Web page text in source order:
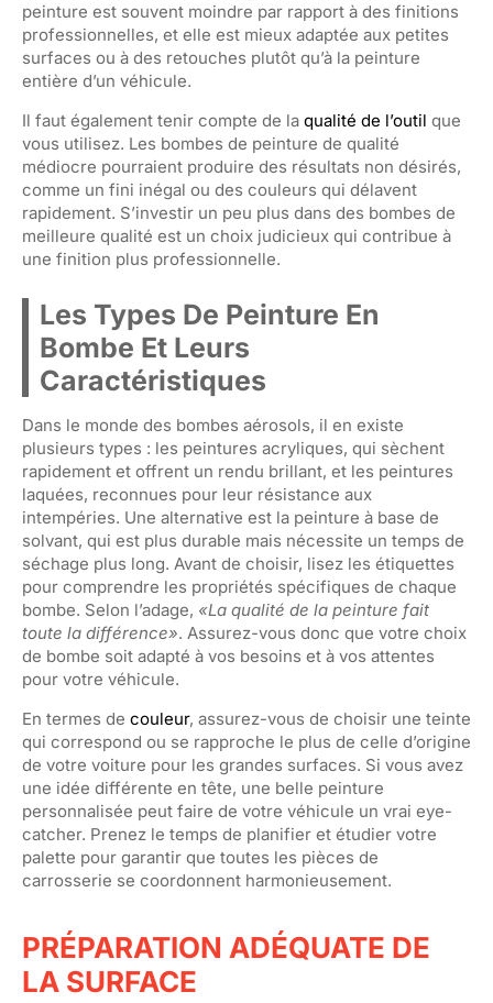
peinture est souvent moindre par rapport à des finitions
professionnelles, et elle est mieux adaptée aux petites
surfaces ou à des retouches plutôt qu’à la peinture
entière d’un véhicule.
Il faut également tenir compte de la qualité de l’outil que
vous utilisez. Les bombes de peinture de qualité
médiocre pourraient produire des résultats non désirés,
comme un fini inégal ou des couleurs qui délavent
rapidement. S’investir un peu plus dans des bombes de
meilleure qualité est un choix judicieux qui contribue à
une finition plus professionnelle.
Les Types De Peinture En
Bombe Et Leurs
Caractéristiques
Dans le monde des bombes aérosols, il en existe
plusieurs types : les peintures acryliques, qui sèchent
rapidement et offrent un rendu brillant, et les peintures
laquées, reconnues pour leur résistance aux
intempéries. Une alternative est la peinture à base de
solvant, qui est plus durable mais nécessite un temps de
séchage plus long. Avant de choisir, lisez les étiquettes
pour comprendre les propriétés spécifiques de chaque
bombe. Selon l’adage, «La qualité de la peinture fait
toute la différence». Assurez-vous donc que votre choix
de bombe soit adapté à vos besoins et à vos attentes
pour votre véhicule.
En termes de couleur, assurez-vous de choisir une teinte
qui correspond ou se rapproche le plus de celle d’origine
de votre voiture pour les grandes surfaces. Si vous avez
une idée différente en tête, une belle peinture
personnalisée peut faire de votre véhicule un vrai eye-
catcher. Prenez le temps de planifier et étudier votre
palette pour garantir que toutes les pièces de
carrosserie se coordonnent harmonieusement.
PRÉPARATION ADÉQUATE DE
LA SURFACE